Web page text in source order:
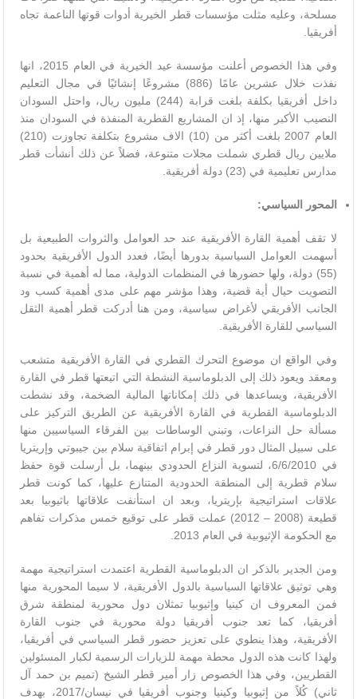
مسلحة، وعليه مثلت مؤسسات قطر الخيرية أدوات قوتها الناعمة تجاه
أفريقيا.
وفي هذا الخصوص أعلنت مؤسسة عيد الخيرية في العام 2015، انها
نفذت خلال عشرين عامًا (886) مشروعًا إنشائيًا في مجال التعليم
داخل أفريقيا بكلفة بلغت قرابة (244) مليون ريال، واحتل السودان
النصيب الأكبر منها، إذ ان المشاريع القطرية المنفذة في السودان منذ
العام 2007 بلغت أكثر من (10) الاف مشروع بتكلفة تجاوزت (210)
ملايين ريال قطري شملت مجلات متنوعة، فضلاً عن ذلك أنشأت قطر
مدارس تعليمية في (23) دولة أفريقية.
المحور السياسي:
لا تقف أهمية القارة الأفريقية عند حد العوامل والثروات الطبيعية بل
أسهمت العوامل السياسية بدورها أيضًا، فعدد الدول الأفريقية بحدود
(55) دولة، ولها حضورها في المنظمات الدولية، مما له أهمية في نسبة
التصويت حيال أية قضية، وهذا مؤشر مهم على مدى أهمية كسب ود
الجانب الأفريقي لأغراض سياسية، ومن هنا أدركت قطر أهمية الثقل
السياسي للقارة الأفريقية.
وفي الواقع ان موضوع التحرك القطري في القارة الأفريقية متشعب
ومعقد ويعود ذلك إلى الدبلوماسية النشطة التي اتبعتها قطر في القارة
الأفريقية، ويساعدها في ذلك إمكاناتها المالية الضخمة، وقد نشطت
الدبلوماسية القطرية في القارة الأفريقية عن الطريق التركيز على
مسألة حل النزاعات، وتبني الوساطات بين الفرقاء السياسيين منها
على سبيل المثال دور قطر في إبرام اتفاقية سلام بين جيبوتي وإريتريا
في 6/6/2010، لتسوية النزاع الحدودي بينهما، بل أرسلت قوة حفظ
سلام قطرية إلى المنطقة الحدودية المتنازع عليها، كما كونت قطر
علاقات استراتيجية بإريتريا، وبعد ان استأنفت علاقاتها باثيوبيا بعد
قطيعة (2008 – 2012) عملت قطر على توقيع خمس مذكرات تفاهم
مع الحكومة الإثيوبية في العام 2013.
ومن الجدير بالذكر ان الدبلوماسية القطرية اعتمدت استراتيجية مهمة
وهي توثيق علاقاتها السياسية بالدول الأفريقية، لا سيما المحورية منها
فمن المعروف ان كينيا وإثيوبيا تمثلان دول محورية لمنطقة شرق
أفريقيا، كما تعد جنوب أفريقيا دولة محورية في جنوب القارة
الأفريقية، وهذا ينطوي على تعزيز حضور قطر السياسي في أفريقيا،
ولهذا كانت هذه الدول محطة مهمة للزيارات الرسمية لكبار المسئولين
القطريين، وفي هذا الخصوص زار أمير قطر الشيخ (تميم بن حمد آل
ثاني) كُلاً من إثيوبيا وكينيا وجنوب أفريقيا في نيسان/2017، بهدف